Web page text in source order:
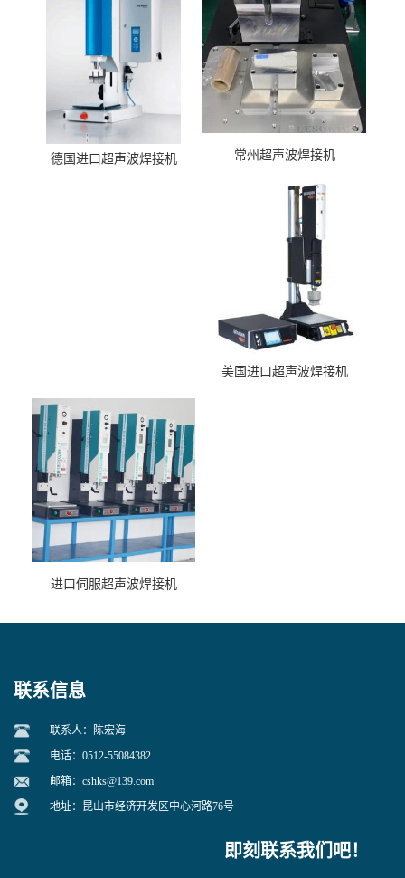
德国进口超声波焊接机 常州超声波焊接机
美国进口超声波焊接机
进口伺服超声波焊接机
联系信息
联系人：陈宏海
电话：0512-55084382
邮箱： cshks@139.com
地址：昆山市经济开发区中心河路76号
即刻联系我们吧！